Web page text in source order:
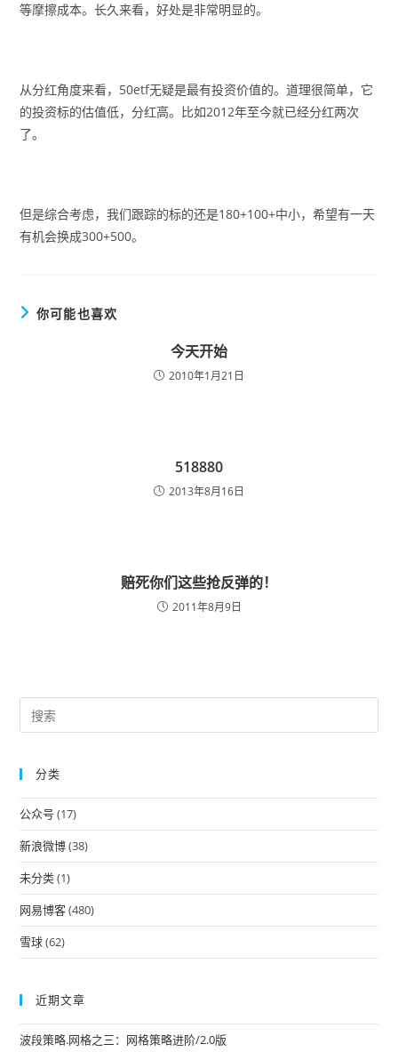
等摩擦成本。长久来看，好处是非常明显的。
从分红角度来看，50etf无疑是最有投资价值的。道理很简单，它
的投资标的估值低，分红高。比如2012年至今就已经分红两次
了。
但是综合考虑，我们跟踪的标的还是180+100+中小，希望有一天
有机会换成300+500。
你可能也喜欢
今天开始
2010年1月21日
518880
2013年8月16日
赔死你们这些抢反弹的！
2011年8月9日
分类
公众号 (17)
新浪微博(38)
未分类(1)
网易博客(480)
雪球(62)
近期文章
波段策略.网格之三：网格策略进阶/2.0版